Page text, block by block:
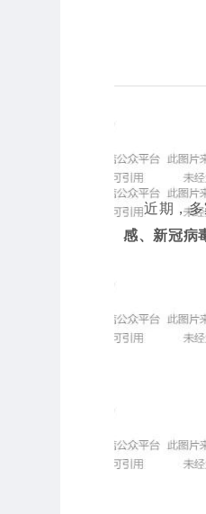
近期，
感、新冠病